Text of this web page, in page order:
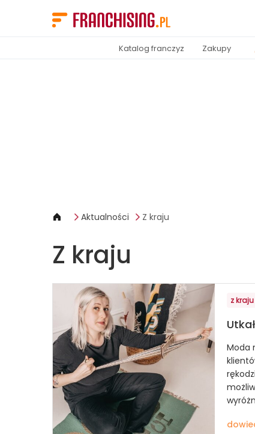
Katalog franczyz Zakupy
Aktualności Z kraju
Z kraju
z kraju
Moda